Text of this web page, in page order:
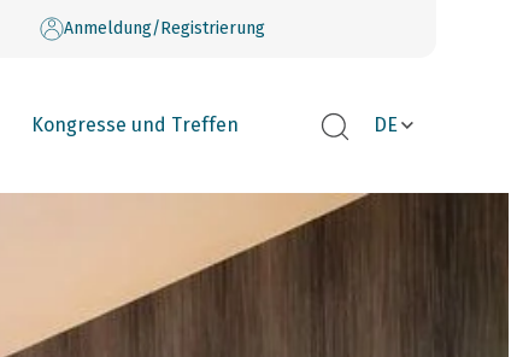
Anmeldung/Registrierung
Kongresse und Treffen DE